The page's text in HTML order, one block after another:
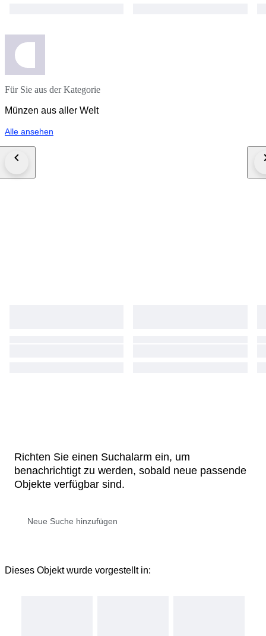
Für Sie aus der Kategorie
Münzen aus aller Welt
Alle ansehen
Richten Sie einen Suchalarm ein, um
benachrichtigt zu werden, sobald neue passende
Objekte verfügbar sind.
Dieses Objekt wurde vorgestellt in: